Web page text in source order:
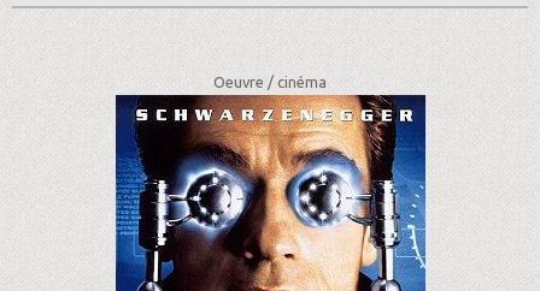
Oeuvre /cinéma